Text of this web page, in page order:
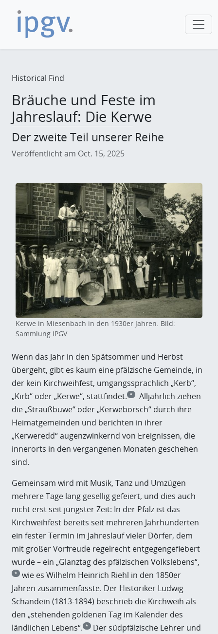
Historical Find
Bräuche und Feste im
Jahreslauf: Die Kerwe
Der zweite Teil unserer Reihe
Veröffentlicht am Oct. 15, 2025
Kerwe in Miesenbach in den 1930er Jahren. Bild:
Sammlung IPGV.
Wenn das Jahr in den Spätsommer und Herbst
übergeht, gibt es kaum eine pfälzische Gemeinde, in
der kein Kirchweihfest, umgangssprachlich „Kerb“,
„Kirb“ oder „Kerwe“, stattfindet. * Alljährlich ziehen
die „Straußbuwe“ oder „Kerweborsch“ durch ihre
Heimatgemeinden und berichten in ihrer
„Kerweredd“ augenzwinkernd von Ereignissen, die
innerorts in den vergangenen Monaten geschehen
sind.
Gemeinsam wird mit Musik, Tanz und Umzügen
mehrere Tage lang gesellig gefeiert, und dies auch
nicht erst seit jüngster Zeit: In der Pfalz ist das
Kirchweihfest bereits seit mehreren Jahrhunderten
ein fester Termin im Jahreslauf vieler Dörfer, dem
mit großer Vorfreude regelrecht entgegengefiebert
wurde – ein „Glanztag des pfälzischen Volkslebens“,
* wie es Wilhelm Heinrich Riehl in den 1850er
Jahren zusammenfasste. Der Historiker Ludwig
Schandein (1813-1894) beschrieb die Kirchweih als
den „stehenden goldenen Tag im Kalender des
ländlichen Lebens“. * Der südpfälzische Lehrer und